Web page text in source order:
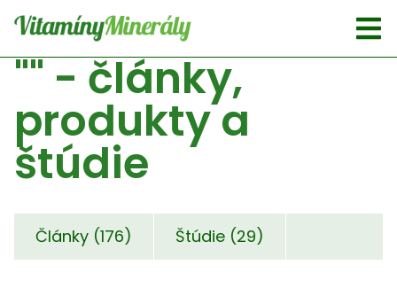
"" - články,
produkty a
štúdie
Články (176) Štúdie (29)